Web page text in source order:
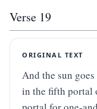
Verse 19
ORIGINAL TEXT
And the sun
in the fifth portal